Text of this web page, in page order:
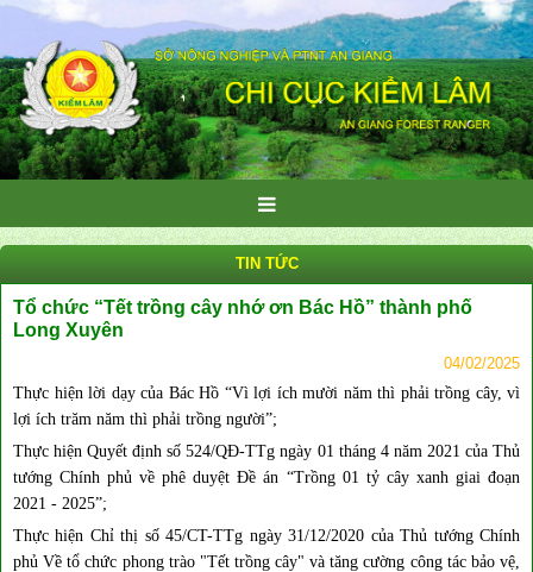
TIN TỨC
Tổ chức “Tết trồng cây nhớ ơn Bác Hồ” thành phố
Long Xuyên
04/02/2025
Thực hiện lời dạy của Bác Hồ “Vì lợi ích mười năm thì phải trồng cây, vì
lợi ích trăm năm thì phải trồng người”;
Thực hiện Quyết định số 524/QĐ-TTg ngày 01 tháng 4 năm 2021 của Thủ
tướng Chính phủ về phê duyệt Đề án “Trồng 01 tỷ cây xanh giai đoạn
2021 - 2025”;
Thực hiện Chỉ thị số 45/CT-TTg ngày 31/12/2020 của Thủ tướng Chính
phủ Về tổ chức phong trào "Tết trồng cây" và tăng cường công tác bảo vệ,